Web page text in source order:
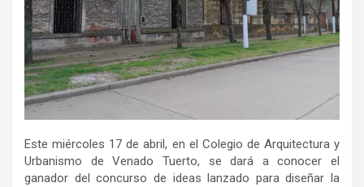
Este miércoles 17 de abril, en el Colegio de Arquitectura y
Urbanismo de Venado Tuerto, se dará a conocer el
ganador del concurso de ideas lanzado para diseñar la